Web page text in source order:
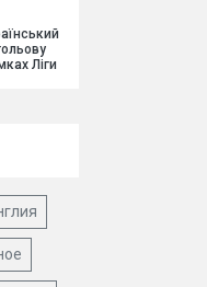
Ліги